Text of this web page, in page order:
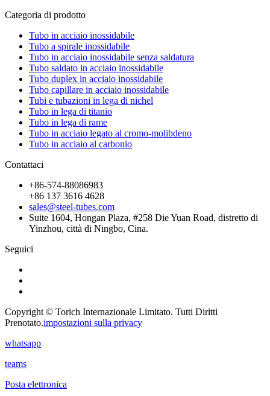
Categoria di prodotto
Tubo in acciaio inossidabile
Tubo a spirale inossidabile
Tubo in acciaio inossidabile senza saldatura
Tubo saldato in acciaio inossidabile
Tubo duplex in acciaio inossidabile
Tubo capillare in acciaio inossidabile
Tubi e tubazioni in lega di nichel
Tubo in lega di titanio
Tubo in lega di rame
Tubo in acciaio legato al cromo-molibdeno
Tubo in acciaio al carbonio
Contattaci
+86-574-88086983
+86 137 3616 4628
sales@steel-tubes.com
Suite 1604, Hongan Plaza, #258 Die Yuan Road, distretto di
Yinzhou, città di Ningbo, Cina.
Seguici
Copyright © Torich Internazionale Limitato. Tutti Diritti
Prenotato.impostazioni sulla privacy
whatsapp
teams
Posta elettronica